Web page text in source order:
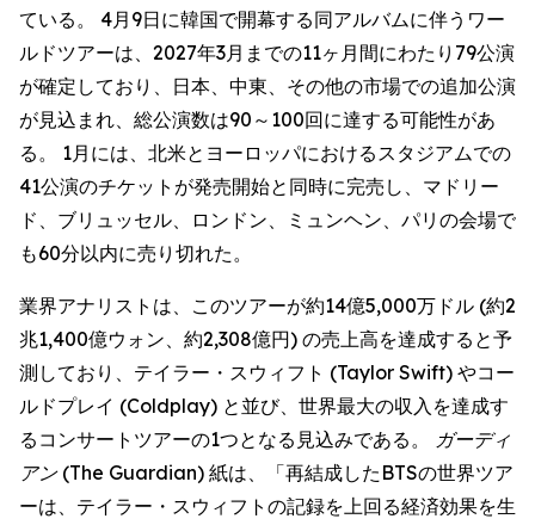
ている。 4月9日に韓国で開幕する同アルバムに伴うワー
ルドツアーは、2027年3月までの11ヶ月間にわたり79公演
が確定しており、日本、中東、その他の市場での追加公演
が見込まれ、総公演数は90～100回に達する可能性があ
る。 1月には、北米とヨーロッパにおけるスタジアムでの
41公演のチケットが発売開始と同時に完売し、マドリー
ド、ブリュッセル、ロンドン、ミュンヘン、パリの会場で
も60分以内に売り切れた。
業界アナリストは、このツアーが約14億5,000万ドル (約2
兆1,400億ウォン、約2,308億円) の売上高を達成すると予
測しており、テイラー・スウィフト (Taylor Swift) やコー
ルドプレイ (Coldplay) と並び、世界最大の収入を達成す
るコンサートツアーの1つとなる見込みである。
ガーディ
アン (The Guardian) 紙は、「再結成したBTSの世界ツア
ーは、テイラー・スウィフトの記録を上回る経済効果を生